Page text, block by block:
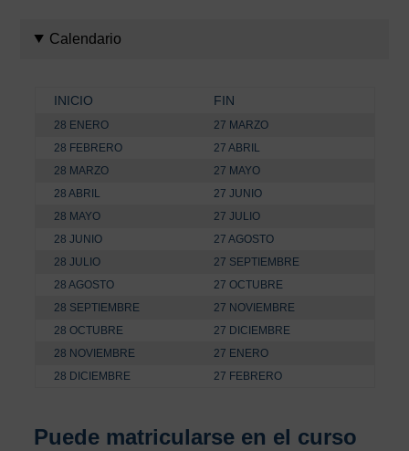
Calendario
INICIO FIN
28 ENERO
27 MARZO
28 FEBRERO
27 ABRIL
28 MARZO
27 MAYO
28 ABRIL
27 JUNIO
28 MAYO
27 JULIO
28 JUNIO
27 AGOSTO
28 JULIO
27 SEPTIEMBRE
28 AGOSTO
27 OCTUBRE
28 SEPTIEMBRE
27 NOVIEMBRE
28 OCTUBRE
27 DICIEMBRE
28 NOVIEMBRE
27 ENERO
28 DICIEMBRE
27 FEBRERO
Puede matricularse en el curso